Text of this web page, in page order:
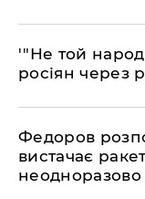
​'"Не той
росіян через
​Федоров
вистачає